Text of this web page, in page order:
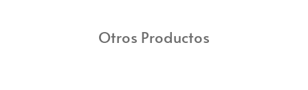
Otros Productos